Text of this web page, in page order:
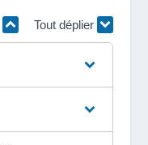
Tout déplier